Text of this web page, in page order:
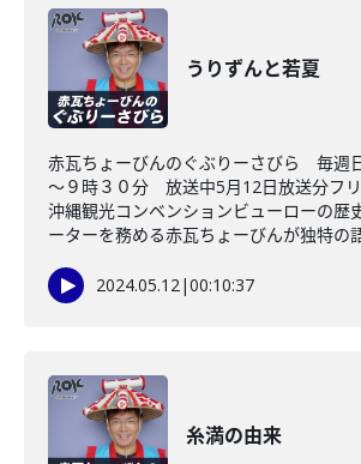
うりずんと若夏
赤瓦ちょーびんのぐぶりーさびら 毎
～９時３０分 放送中5月12日放送分フ
沖縄観光コンベンションビューローの歴
ーターを務める赤瓦ちょーびんが独特の
2024.05.12|00:10:37
糸満の由来